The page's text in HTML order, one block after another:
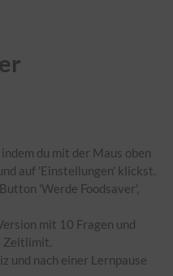
du mit der Maus oben
auf 'Einstellungen' klickst.
'Werde Foodsaver',
mit 10 Fragen und
Zeitlimit.
und nach einer Lernpause